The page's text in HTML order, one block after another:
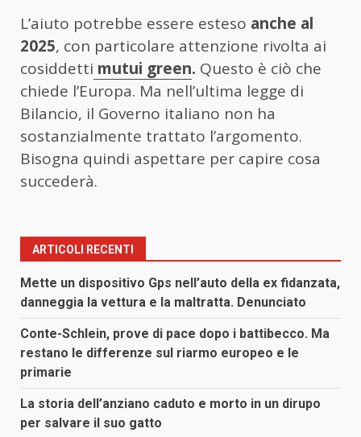
L’aiuto potrebbe essere esteso anche al
2025, con particolare attenzione rivolta ai
cosiddetti mutui green. Questo è ciò che
chiede l’Europa. Ma nell’ultima legge di
Bilancio, il Governo italiano non ha
sostanzialmente trattato l’argomento.
Bisogna quindi aspettare per capire cosa
succederà.
ARTICOLI RECENTI
Mette un dispositivo Gps nell’auto della ex fidanzata,
danneggia la vettura e la maltratta. Denunciato
Conte-Schlein, prove di pace dopo i battibecco. Ma
restano le differenze sul riarmo europeo e le
primarie
La storia dell’anziano caduto e morto in un dirupo
per salvare il suo gatto